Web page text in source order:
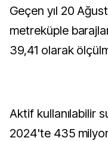
Geçen yıl 20
metreküple
39,41 olarak
Aktif kullanılabilir
2024'te 435